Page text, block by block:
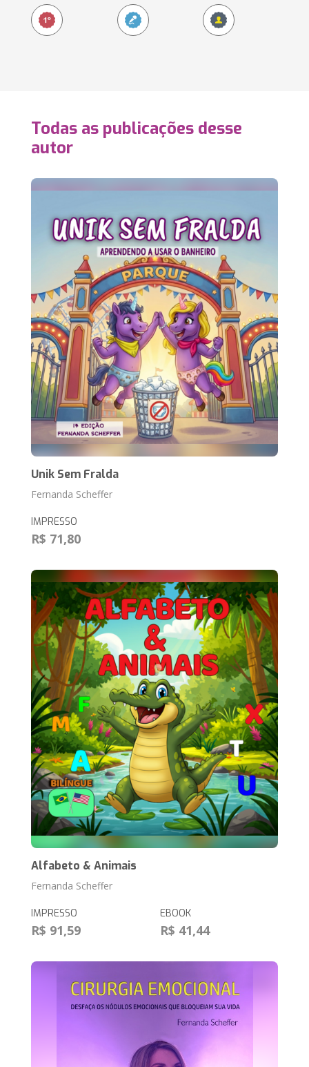
Todas as publicações desse
autor
Unik Sem Fralda
Fernanda Scheffer
IMPRESSO
R$ 71,80
Alfabeto & Animais
Fernanda Scheffer
IMPRESSO
R$ 91,59
EBOOK
R$ 41,44